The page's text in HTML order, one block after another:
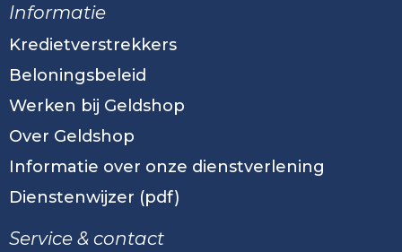
Informatie
Kredietverstrekkers
Beloningsbeleid
Werken bij Geldshop
Over Geldshop
Informatie over onze dienstverlening
Dienstenwijzer (pdf)
Service & contact